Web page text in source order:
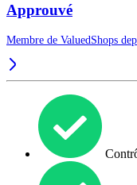
Approuvé
Membre de ValuedShops